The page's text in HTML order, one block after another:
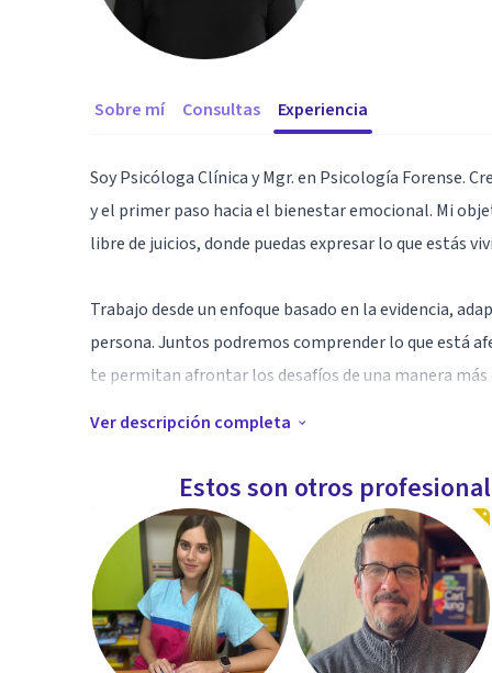
Sobre mí Consultas Experiencia
Soy Psicóloga Clínica y Mgr. en Psicología Forense.
y el primer paso hacia el bienestar emocional. Mi
libre de juicios, donde puedas expresar lo que estás
Trabajo desde un enfoque basado en la evidencia,
persona. Juntos podremos comprender lo que está
te permitan afrontar los desafíos de una manera
• Ansiedad y estrés.
• Depresión.
• Autoestima.
• Regulación emocional.
Ver descripción completa
Estos son otros